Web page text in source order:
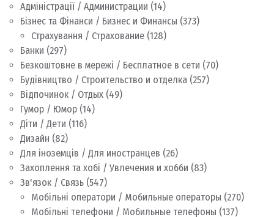
Адміністрації / Администрации (14)
Бізнес та Фінанси / Бизнес и Финансы (373)
Страхування / Страхование (128)
Банки (297)
Безкоштовне в мережі / Бесплатное в сети (70)
Будівництво / Строительство и отделка (257)
Відпочинок / Отдых (49)
Гумор / Юмор (14)
Діти / Дети (116)
Дизайн (82)
Для іноземців / Для иностранцев (26)
Захоплення та хобі / Увлечения и хобби (83)
Зв'язок / Связь (547)
Мобільні оператори / Мобильные операторы (270)
Мобільні телефони / Мобильные телефоны (137)